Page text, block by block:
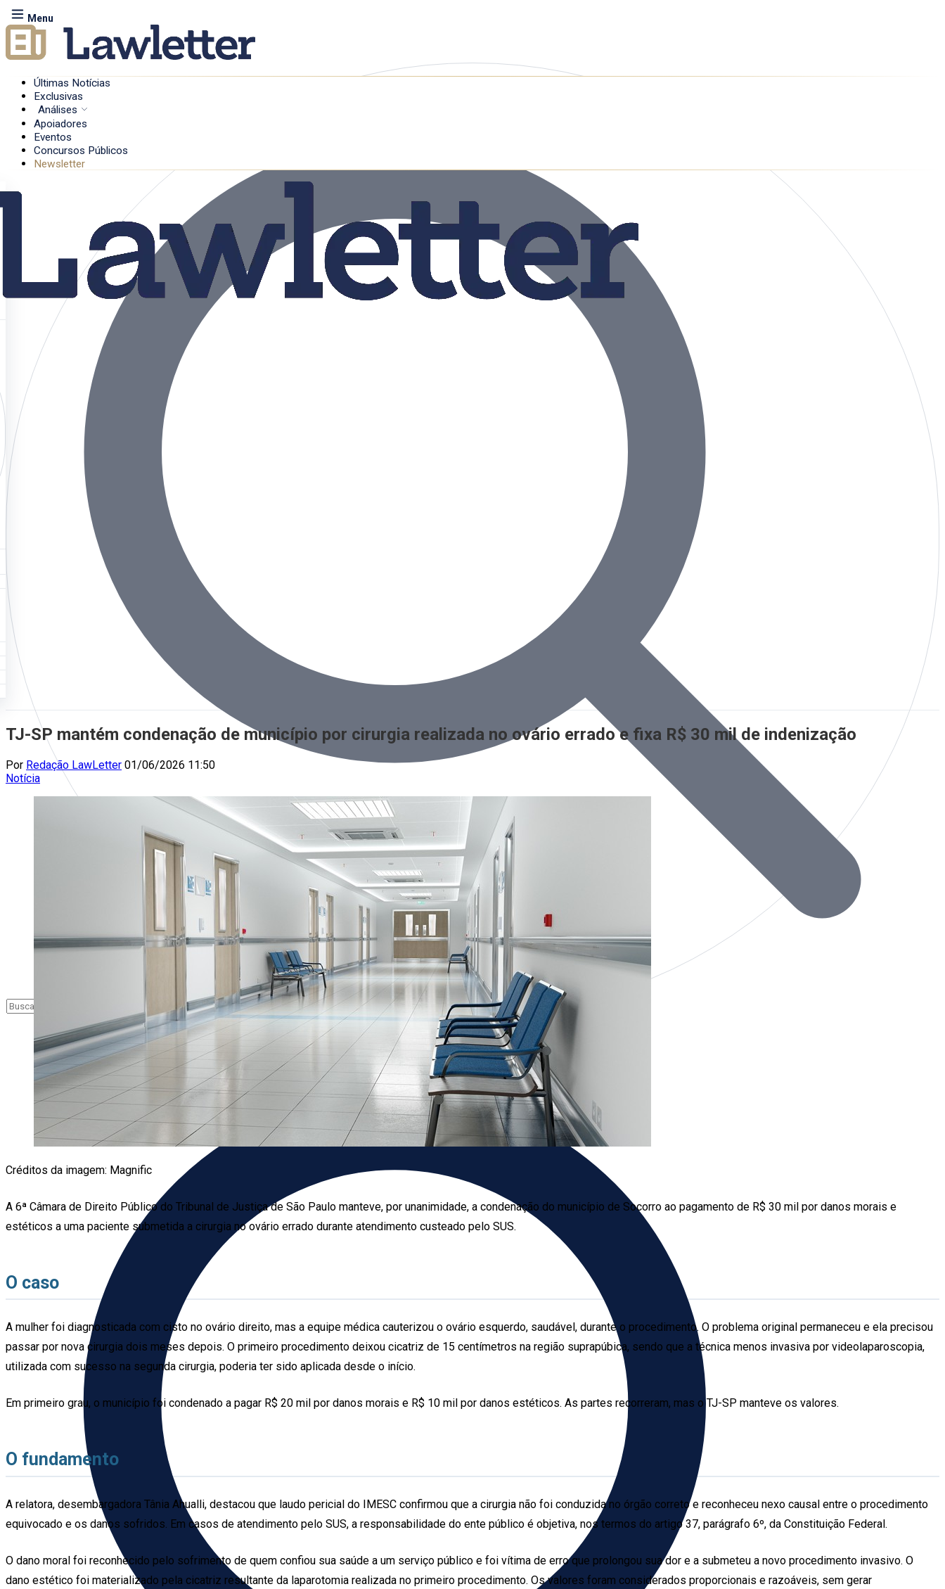
Menu
Últimas Notícias
Exclusivas
Análises
Apoiadores
Eventos
Concursos Públicos
Newsletter
TJ-SP mantém condenação de município por cirurgia realizada no ovário errado e fixa R$ 30 mil de indenização
Por Redação LawLetter 01/06/2026 11:50
Notícia
Créditos da imagem: Magnific
A 6ª Câmara de Direito Público do Tribunal de Justiça de São Paulo manteve, por unanimidade, a condenação do município de Socorro ao pagamento de R$ 30 mil por danos morais e
estéticos a uma paciente submetida a cirurgia no ovário errado durante atendimento custeado pelo SUS.
O caso
A mulher foi diagnosticada com cisto no ovário direito, mas a equipe médica cauterizou o ovário esquerdo, saudável, durante o procedimento. O problema original permaneceu e ela precisou
passar por nova cirurgia dois meses depois. O primeiro procedimento deixou cicatriz de 15 centímetros na região suprapúbica, sendo que a técnica menos invasiva por videolaparoscopia,
utilizada com sucesso na segunda cirurgia, poderia ter sido aplicada desde o início.
Em primeiro grau, o município foi condenado a pagar R$ 20 mil por danos morais e R$ 10 mil por danos estéticos. As partes recorreram, mas o TJ-SP manteve os valores.
O fundamento
A relatora, desembargadora Tânia Ahualli, destacou que laudo pericial do IMESC confirmou que a cirurgia não foi conduzida no órgão correto e reconheceu nexo causal entre o procedimento
equivocado e os danos sofridos. Em casos de atendimento pelo SUS, a responsabilidade do ente público é objetiva, nos termos do artigo 37, parágrafo 6º, da Constituição Federal.
O dano moral foi reconhecido pelo sofrimento de quem confiou sua saúde a um serviço público e foi vítima de erro que prolongou sua dor e a submeteu a novo procedimento invasivo. O
dano estético foi materializado pela cicatriz resultante da laparotomia realizada no primeiro procedimento. Os valores foram considerados proporcionais e razoáveis, sem gerar